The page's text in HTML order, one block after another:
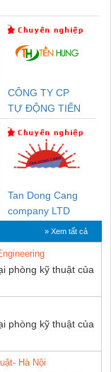
CÔNG TY CP
TỰ ĐỘNG TIẾN
Tan Dong Cang
company LTD
» Xem tất cả
phòng kỹ thuật của
phòng kỹ thuật của
Hà Nội